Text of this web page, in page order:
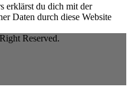
erklärst du dich mit der
Daten durch diese Website
Reserved.